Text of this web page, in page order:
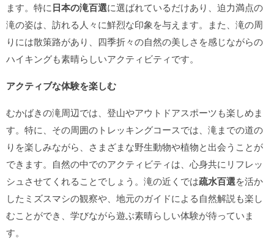
ます。特に日本の滝百選に選ばれているだけあり、迫力満点の
滝の姿は、訪れる人々に鮮烈な印象を与えます。また、滝の周
りには散策路があり、四季折々の自然の美しさを感じながらの
ハイキングも素晴らしいアクティビティです。
アクティブな体験を楽しむ
むかばきの滝周辺では、登山やアウトドアスポーツも楽しめま
す。特に、その周囲のトレッキングコースでは、滝までの道の
りを楽しみながら、さまざまな野生動物や植物と出会うことが
できます。自然の中でのアクティビティは、心身共にリフレッ
シュさせてくれることでしょう。滝の近くでは疏水百選を活か
したミズスマシの観察や、地元のガイドによる自然解説も楽し
むことができ、学びながら遊ぶ素晴らしい体験が待っていま
す。